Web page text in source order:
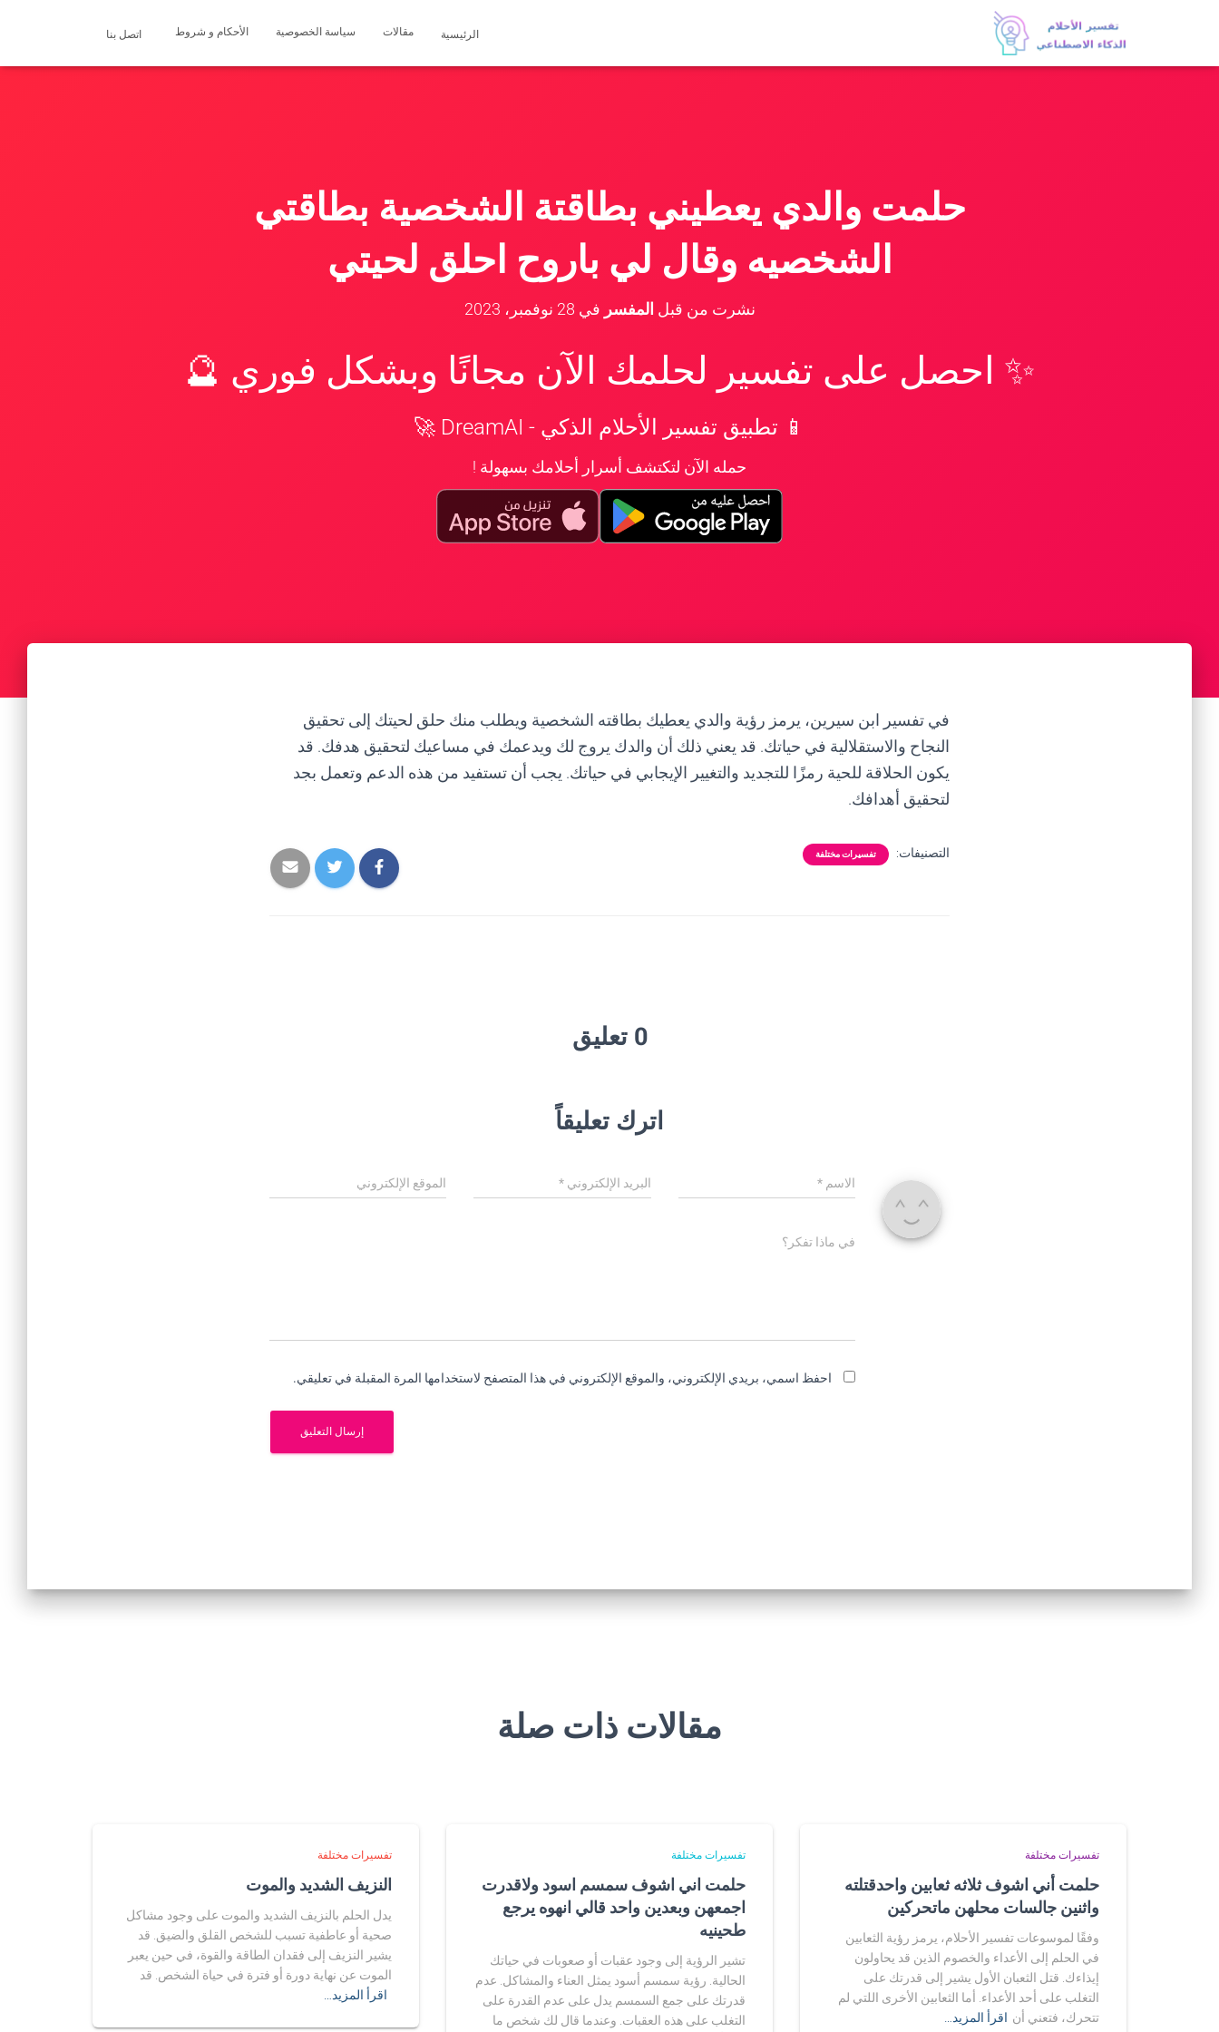
الرئيسية مقالات سياسة الخصوصية الأحكام و شروط اتصل بنا
حلمت والدي يعطيني بطاقتة الشخصية بطاقتي
الشخصيه وقال لي باروح احلق لحيتي
نشرت من قبل المفسر في 28 نوفمبر، 2023
✨ احصل على تفسير لحلمك الآن مجانًا وبشكل فوري 🔮
📱 تطبيق تفسير الأحلام الذكي - DreamAI 🚀
حمله الآن لتكتشف أسرار أحلامك بسهولة !
في تفسير ابن سيرين، يرمز رؤية والدي يعطيك بطاقته الشخصية ويطلب منك حلق لحيتك إلى تحقيق
النجاح والاستقلالية في حياتك. قد يعني ذلك أن والدك يروج لك ويدعمك في مساعيك لتحقيق هدفك. قد
يكون الحلاقة للحية رمزًا للتجديد والتغيير الإيجابي في حياتك. يجب أن تستفيد من هذه الدعم وتعمل بجد
لتحقيق أهدافك.
التصنيفات: تفسيرات مختلفة
0 تعليق
اترك تعليقاً
الاسم * البريد الإلكتروني* الموقع الإلكتروني
في ماذا تفكر؟
احفظ اسمي، بريدي الإلكتروني، والموقع الإلكتروني في هذا المتصفح لاستخدامها المرة المقبلة في تعليقي.
مقالات ذات صلة
تفسيرات مختلفة
حلمت أني اشوف ثلاثه ثعابين واحدقتلته
واثنين جالسات محلهن ماتحركين
وفقًا لموسوعات تفسير الأحلام، يرمز رؤية الثعابين
في الحلم إلى الأعداء والخصوم الذين قد يحاولون
إيذاءك. قتل الثعبان الأول يشير إلى قدرتك على
التغلب على أحد الأعداء. أما الثعابين الأخرى اللتي لم
تتحرك، فتعني أن اقرأ المزيد…
تفسيرات مختلفة
حلمت اني اشوف سمسم اسود ولاقدرت
اجمعهن وبعدين واحد قالي انهوه يرجع
طحينيه
تشير الرؤية إلى وجود عقبات أو صعوبات في حياتك
الحالية. رؤية سمسم أسود يمثل العناء والمشاكل. عدم
قدرتك على جمع السمسم يدل على عدم القدرة على
التغلب على هذه العقبات. وعندما قال لك شخص ما
تفسيرات مختلفة
النزيف الشديد والموت
يدل الحلم بالنزيف الشديد والموت على وجود مشاكل
صحية أو عاطفية تسبب للشخص القلق والضيق. قد
يشير النزيف إلى فقدان الطاقة والقوة، في حين يعبر
الموت عن نهاية دورة أو فترة في حياة الشخص. قد
اقرأ المزيد…